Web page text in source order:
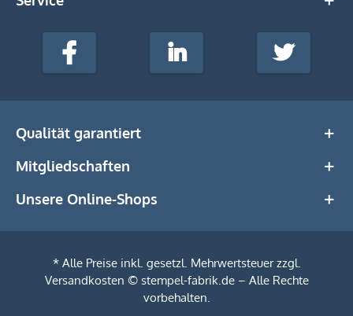
stempel-
Media
Facebook LinkedIn Twitter
Qualität garantiert
Mitgliedschaften
Unsere Online-Shops
* Alle Preise inkl. gesetzl. Mehrwertsteuer zzgl.
Versandkosten © stempel-fabrik.de – Alle Rechte
vorbehalten.